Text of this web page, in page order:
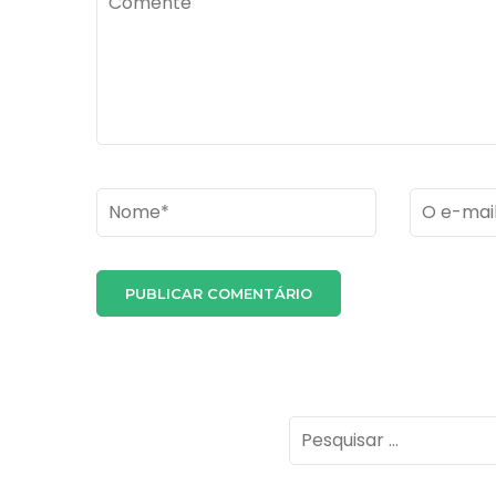
Name* Email *
Pesquisar
por: